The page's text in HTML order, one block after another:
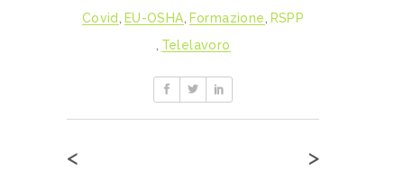
Covid EU-OSHA Formazione
RSPP
Telelavoro
< >